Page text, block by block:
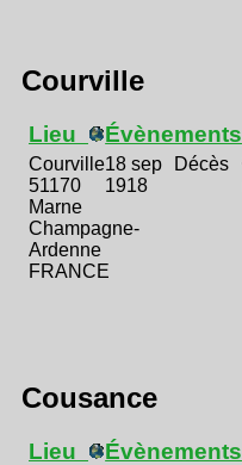
Courville
Lieu
Courville
51170
Marne
Champagne-
Ardenne
FRANCE
Évènements
18 sep
1918
Décès
Cousance
Lieu Évènements